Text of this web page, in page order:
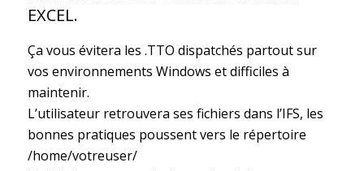
EXCEL.
Ça vous évitera les .TTO dispatchés partout sur
vos environnements Windows et difficiles à
maintenir.
L’utilisateur retrouvera ses fichiers dans l’IFS, les
bonnes pratiques poussent vers le répertoire
/home/votreuser/